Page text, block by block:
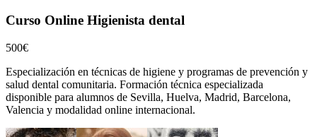
Curso Online Higienista dental
500€
Especialización en técnicas de higiene y programas de prevención y
salud dental comunitaria. Formación técnica especializada
disponible para alumnos de Sevilla, Huelva, Madrid, Barcelona,
Valencia y modalidad online internacional.